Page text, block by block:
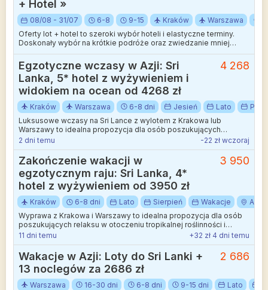
+ Hotel »
08/08 - 31/07 6-8 9-15 Kraków Warszawa
Oferty lot + hotel to szeroki wybór hoteli i elastyczne terminy.
Doskonały wybór na krótkie podróże oraz zwiedzanie mniej
wakacyjnych kierunków.
Egzotyczne wczasy w Azji: Sri
Lanka, 5* hotel z wyżywieniem i
widokiem na ocean od 4268 zł
4 268
Kraków Warszawa 6-8 dni Jesień Lato
Luksusowe wczasy na Sri Lance z wylotem z Krakowa lub
Warszawy to idealna propozycja dla osób poszukujących
egzotyki w najwyższym standardzie.
2 dni temu -22 zł wczoraj
Zakończenie wakacji w
egzotycznym raju: Sri Lanka, 4*
hotel z wyżywieniem od 3950 zł
3 950
Kraków 6-8 dni Lato Sierpień Wakacje
Azja
Wyprawa z Krakowa i Warszawy to idealna propozycja dla osób
poszukujących relaksu w otoczeniu tropikalnej roślinności i
oceanicznych fal.
11 dni temu +32 zł 4 dni temu
Wakacje w Azji: Loty do Sri Lanki +
13 noclegów za 2686 zł
2 686
Warszawa 16-30 dni 6-8 dni 9-15 dni Lato